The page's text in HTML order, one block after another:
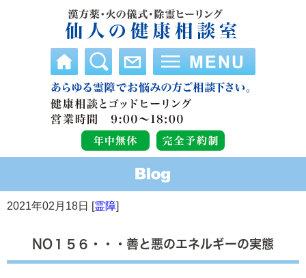
2021年02月18日 [霊障]
NO１５６・・・善と悪のエネルギーの実態